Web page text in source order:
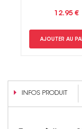
12.95 €
AJOUTER AU
INFOS PRODUIT